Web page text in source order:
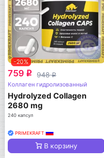
-20%
759 q 948q
Коллаген гидролизованный
Hydrolyzed Collagen
2680 mg
240 капсул
PRIMEKRAFT
В корзину